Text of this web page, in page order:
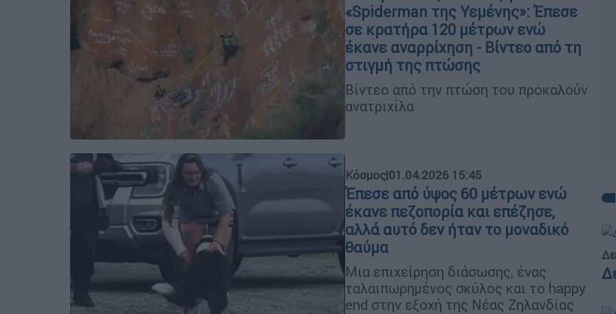
«Spiderman της Υεμένης»: Έπεσε
σε κρατήρα 120 μέτρων ενώ
έκανε αναρρίχηση - Βίντεο από τη
στιγμή της πτώσης
Βίντεο από την πτώση του προκαλούν
ανατριχίλα
Κόσμος|01.04.2026 15:45
Έπεσε από ύψος 60 μέτρων ενώ
έκανε πεζοπορία και επέζησε,
αλλά αυτό δεν ήταν το μοναδικό
θαύμα
Μια επιχείρηση διάσωσης, ένας
ταλαιπωρημένος σκύλος και το happy
end στην εξοχή της Νέας Ζηλανδίας